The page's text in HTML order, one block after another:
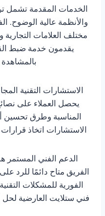
الخدمات المقدمة تشمل
والأنظمة عالية الوضوح.
مختلف العلامات
يقدمون خدمة ضبط
الاستشارات التقنية
يحصل العملاء على
المناسبة وطرق تحسين
الاستشارات اتخاذ
الدعم الفني
الفريق متاح دائمًا للرد
الفورية للمشكلات
فني ستلايت العارضية